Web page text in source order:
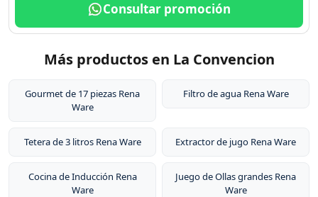
Consultar promoción
Más productos en La Convencion
Gourmet de 17 piezas Rena
Ware
Filtro de agua Rena Ware
Tetera de 3 litros Rena Ware Extractor de jugo Rena Ware
Cocina de Inducción Rena
Ware
Juego de Ollas grandes Rena
Ware